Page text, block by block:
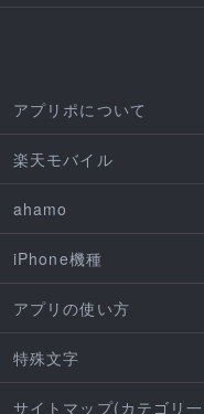
アプリポについて
楽天モバイル
ahamo
iPhone機種
アプリの使い方
特殊文字
サイトマップ(カテゴリ